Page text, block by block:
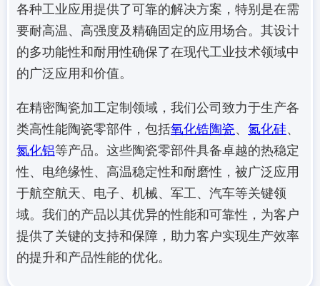
各种工业应用提供了可靠的解决方案，特别是在需
要耐高温、高强度及精确固定的应用场合。其设计
的多功能性和耐用性确保了在现代工业技术领域中
的广泛应用和价值。
在精密陶瓷加工定制领域，我们公司致力于生产各
类高性能陶瓷零部件，包括氧化锆陶瓷、 氮化硅、
氮化铝等产品。这些陶瓷零部件具备卓越的热稳定
性、电绝缘性、高温稳定性和耐磨性，被广泛应用
于航空航天、电子、机械、军工、汽车等关键领
域。我们的产品以其优异的性能和可靠性，为客户
提供了关键的支持和保障，助力客户实现生产效率
的提升和产品性能的优化。